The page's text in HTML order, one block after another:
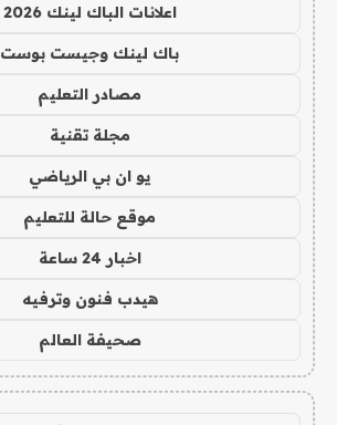
اعلانات الباك لينك 2026
باك لينك وجيست بوست
مصادر التعليم
مجلة تقنية
يو ان بي الرياضي
موقع حالة للتعليم
اخبار 24 ساعة
هيدب فنون وترفيه
صحيفة العالم